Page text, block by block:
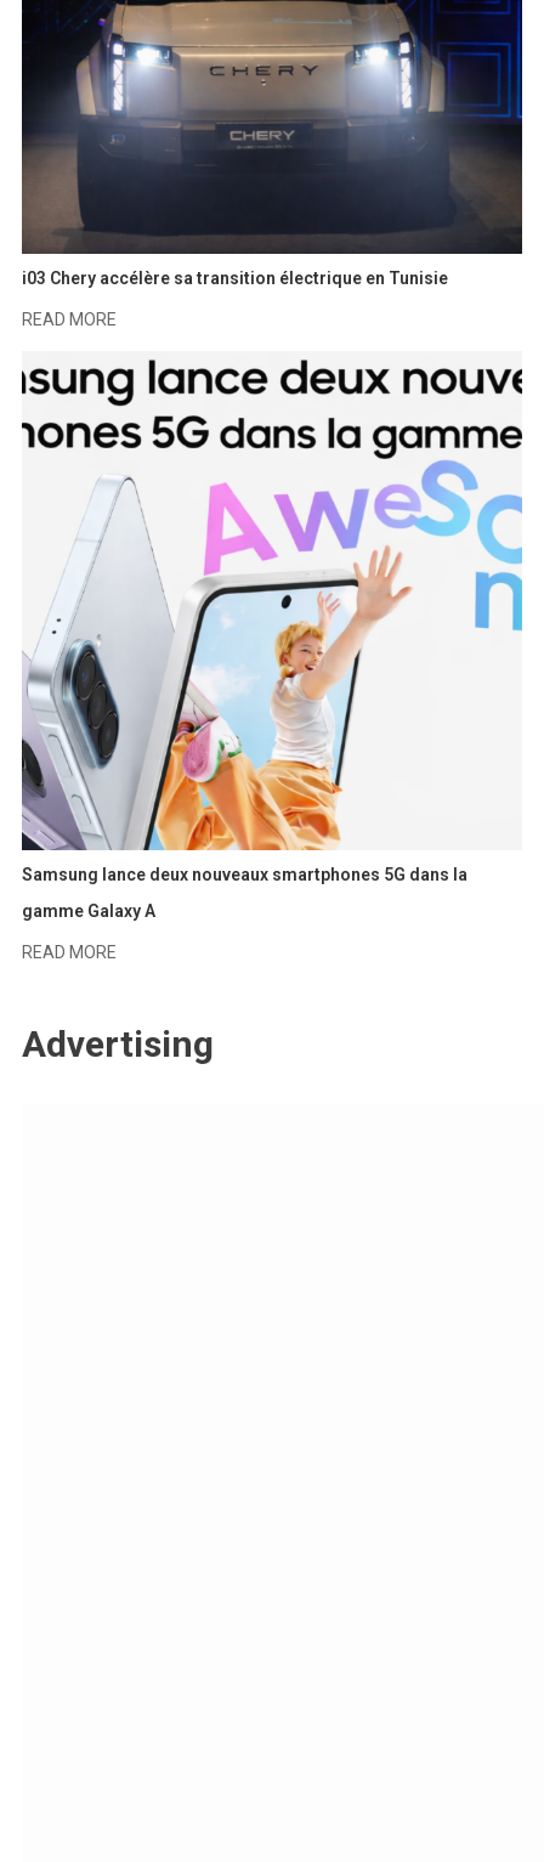
i03 Chery accélère sa transition électrique en Tunisie
READ MORE
Samsung lance deux nouveaux smartphones 5G dans la
gamme Galaxy A
READ MORE
Advertising